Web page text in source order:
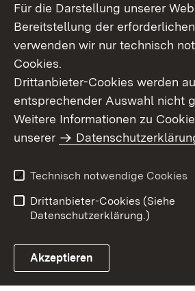
Benutzungshinweise
Für die Darstellung unserer
Bereitstellung der
verwenden wir nur technisch
Cookies.
Drittanbieter-Cookies werden
entsprechender Auswahl nicht
Weitere Informationen zu
unserer
Technisch notwendige Cookies
Drittanbieter-Cookies (Siehe
Datenschutzerklärung.)
Akzeptieren